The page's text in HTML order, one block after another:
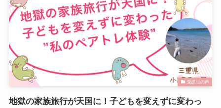
受講生の声
地獄の家族旅行が天国に！子どもを変えずに変わっ